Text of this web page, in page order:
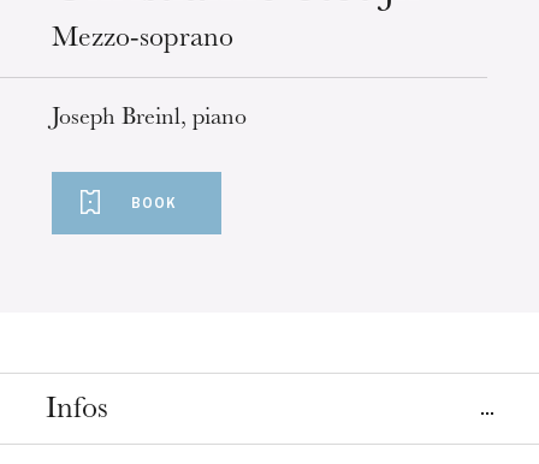
Mezzo-soprano
Joseph Breinl, piano
BOOK
Infos